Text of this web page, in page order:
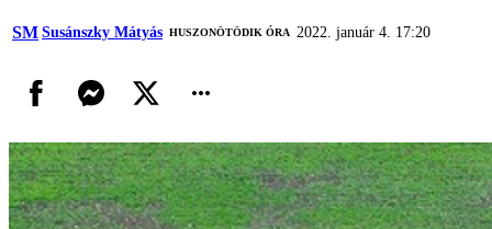
SM Susánszky Mátyás HUSZONÖTÖDIK ÓRA 2022. január 4. 17:20